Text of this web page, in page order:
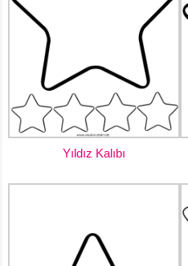
Yıldız Kalıbı